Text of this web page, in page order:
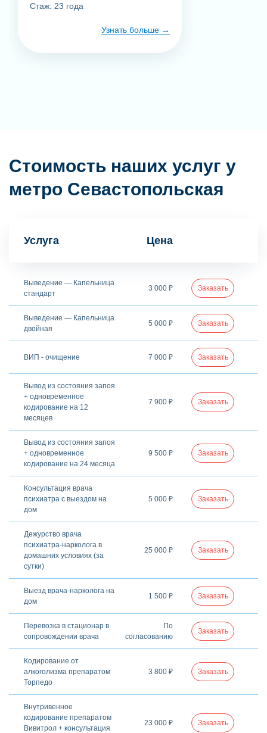
Стаж: 23 года
Узнать больше
Стоимость наших услуг у
метро Севастопольская
Услуга Цена
Выведение — Капельница
стандарт
3 000 ₽ Заказать
Выведение — Капельница
двойная
5 000 ₽ Заказать
ВИП - очищение 7 000 ₽ Заказать
Вывод из состояния запоя
+ одновременное
кодирование на 12
месяцев
7 900 ₽ Заказать
Вывод из состояния запоя
+ одновременное
кодирование на 24 месяца
9 500 ₽ Заказать
Консультация врача
психиатра с выездом на
дом
5 000 ₽ Заказать
Дежурство врача
психиатра-нарколога в
домашних условиях (за
сутки)
25 000 ₽ Заказать
Выезд врача-нарколога на
дом
1 500 ₽ Заказать
Перевозка в стационар в
сопровождении врача
По
согласованию
Заказать
Кодирование от
алкоголизма препаратом
Торпедо
3 800 ₽ Заказать
Внутривенное
кодирование препаратом
Вивитрол + консультация
23 000 ₽ Заказать